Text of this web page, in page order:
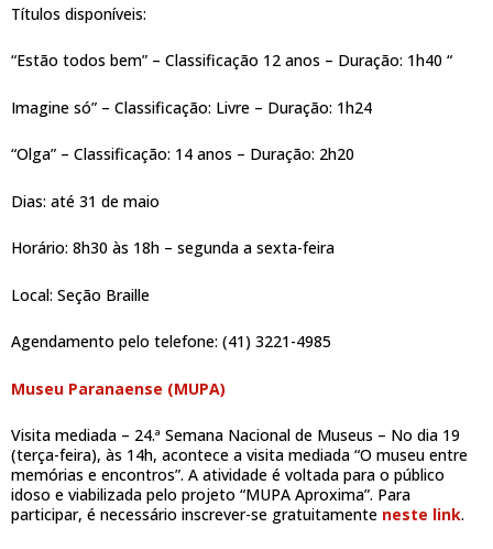
Títulos disponíveis:
“Estão todos bem” – Classificação 12 anos – Duração: 1h40 “
Imagine só” – Classificação: Livre – Duração: 1h24
“Olga” – Classificação: 14 anos – Duração: 2h20
Dias: até 31 de maio
Horário: 8h30 às 18h – segunda a sexta-feira
Local: Seção Braille
Agendamento pelo telefone: (41) 3221-4985
Museu Paranaense (MUPA)
Visita mediada – 24.ª Semana Nacional de Museus – No dia 19
(terça-feira), às 14h, acontece a visita mediada “O museu entre
memórias e encontros”. A atividade é voltada para o público
idoso e viabilizada pelo projeto “MUPA Aproxima”. Para
participar, é necessário inscrever-se gratuitamente neste link.